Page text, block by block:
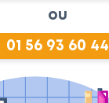
ou
01 56 93 60 44